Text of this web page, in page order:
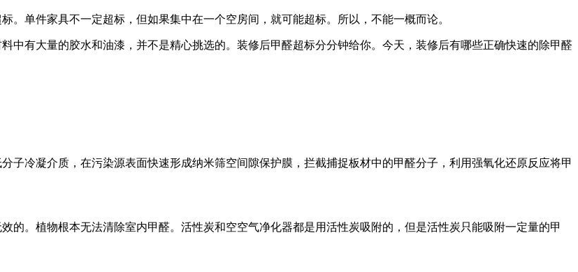
。单件家具不一定超标，但如果集中在一个空房间，就可能超标。所以，不能一概而论。
中有大量的胶水和油漆，并不是精心挑选的。装修后甲醛超标分分钟给你。今天，装修后有哪些正确快速的除甲醛
子冷凝介质，在污染源表面快速形成纳米筛空间隙保护膜，拦截捕捉板材中的甲醛分子，利用强氧化还原反应将甲
的。植物根本无法清除室内甲醛。活性炭和空空气净化器都是用活性炭吸附的，但是活性炭只能吸附一定量的甲